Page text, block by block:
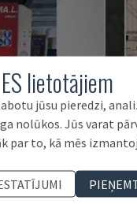
MAŠĪNA
lietotājiem
jūsu pieredzi,
nolūkos. Jūs varat
par to, kā mēs